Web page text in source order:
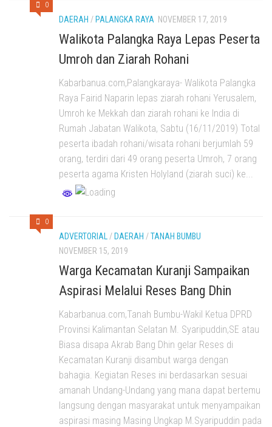
0
DAERAH / PALANGKA RAYA NOVEMBER 17, 2019
Walikota Palangka Raya Lepas Peserta
Umroh dan Ziarah Rohani
Kabarbanua.com,Palangkaraya- Walikota Palangka
Raya Fairid Naparin lepas ziarah rohani Yerusalem,
Umroh ke Mekkah dan ziarah rohani ke India di
Rumah Jabatan Walikota, Sabtu (16/11/2019) Total
peserta ibadah rohani/wisata rohani berjumlah 59
orang, terdiri dari 49 orang peserta Umroh, 7 orang
peserta agama Kristen Holyland (ziarah suci) ke...
0
ADVERTORIAL /DAERAH /TANAH BUMBU
NOVEMBER 15, 2019
Warga Kecamatan Kuranji Sampaikan
Aspirasi Melalui Reses Bang Dhin
Kabarbanua.com,Tanah Bumbu-Wakil Ketua DPRD
Provinsi Kalimantan Selatan M. Syaripuddin,SE atau
Biasa disapa Akrab Bang Dhin gelar Reses di
Kecamatan Kuranji disambut warga dengan
bahagia. Kegiatan Reses ini berdasarkan sesuai
amanah Undang-Undang yang mana dapat bertemu
langsung dengan masyarakat untuk menyampaikan
aspirasi masing Masing Ungkap M.Syaripuddin pada